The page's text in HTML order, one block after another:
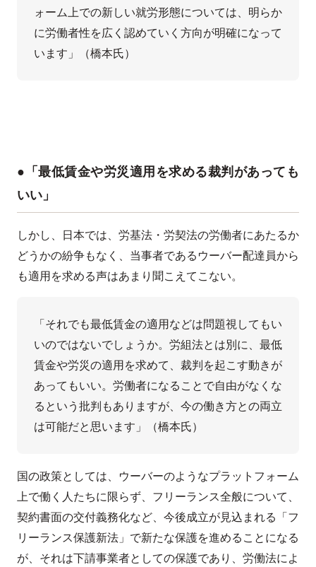
ォーム上での新しい就労形態については、明らか
に労働者性を広く認めていく方向が明確になって
います」（橋本氏）
●「最低賃金や労災適用を求める裁判があっても
いい」
しかし、日本では、労基法・労契法の労働者にあたるか
どうかの紛争もなく、当事者であるウーバー配達員から
も適用を求める声はあまり聞こえてこない。
「それでも最低賃金の適用などは問題視してもい
いのではないでしょうか。労組法とは別に、最低
賃金や労災の適用を求めて、裁判を起こす動きが
あってもいい。労働者になることで自由がなくな
るという批判もありますが、今の働き方との両立
は可能だと思います」（橋本氏）
国の政策としては、ウーバーのようなプラットフォーム
上で働く人たちに限らず、フリーランス全般について、
契約書面の交付義務化など、今後成立が見込まれる「フ
リーランス保護新法」で新たな保護を進めることになる
が、それは下請事業者としての保護であり、労働法によ